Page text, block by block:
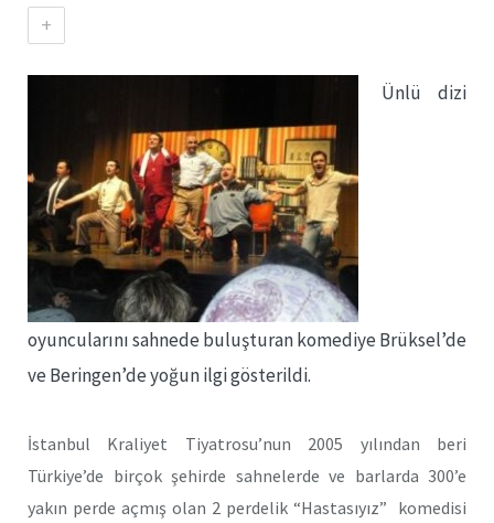
+
Ünlü dizi
oyuncularını sahnede buluşturan komediye Brüksel’de
ve Beringen’de yoğun ilgi gösterildi.
İstanbul Kraliyet Tiyatrosu’nun 2005 yılından beri
Türkiye’de birçok şehirde sahnelerde ve barlarda 300’e
yakın perde açmış olan 2 perdelik “Hastasıyız” komedisi